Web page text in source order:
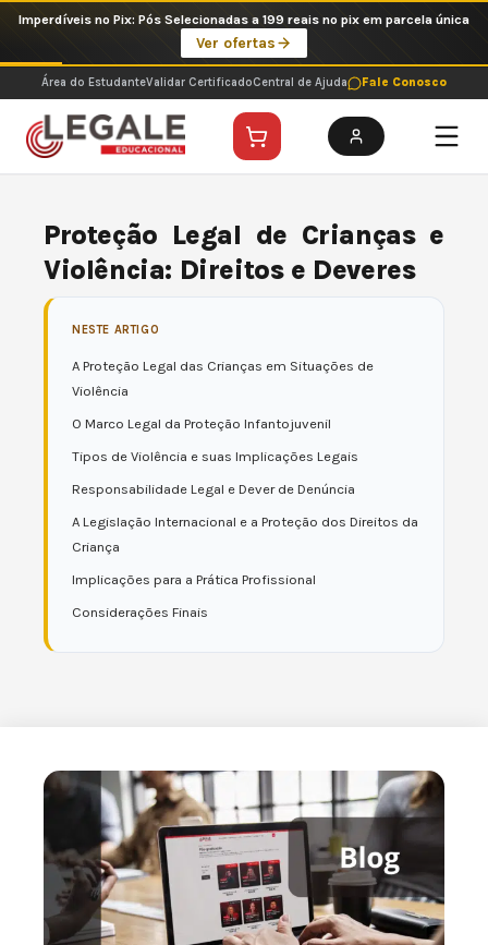
o
conteúdo
Imperdíveis no Pix: Pós Selecionadas a 199 reais no pix em parcela única
Ver ofertas
Área do EstudanteValidar CertificadoCentral de Ajuda Fale Conosco
Proteção Legal de Crianças e
Violência: Direitos e Deveres
NESTE ARTIGO
A Proteção Legal das Crianças em Situações de
Violência
O Marco Legal da Proteção Infantojuvenil
Tipos de Violência e suas Implicações Legais
Responsabilidade Legal e Dever de Denúncia
A Legislação Internacional e a Proteção dos Direitos da
Criança
Implicações para a Prática Profissional
Considerações Finais